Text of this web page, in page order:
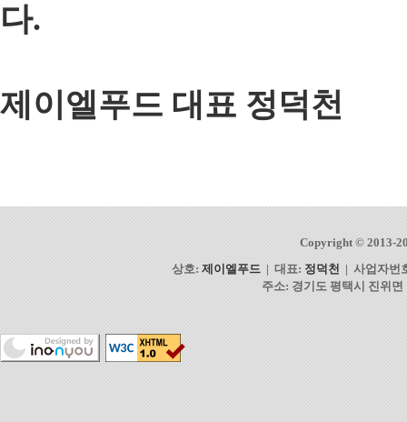
다.
제이엘푸드 대표 정덕천
Copyright © 2013-
상호: 제이엘푸드 | 대표: 정덕천 | 사업자번
주소: 경기도 평택시 진위